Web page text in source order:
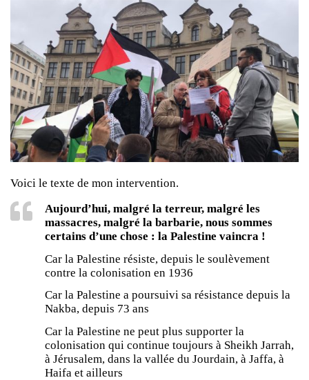
Voici le texte de mon intervention.
Aujourd’hui, malgré la terreur, malgré les
massacres, malgré la barbarie, nous sommes
certains d’une chose : la Palestine vaincra !
Car la Palestine résiste, depuis le soulèvement
contre la colonisation en 1936
Car la Palestine a poursuivi sa résistance depuis la
Nakba, depuis 73 ans
Car la Palestine ne peut plus supporter la
colonisation qui continue toujours à Sheikh Jarrah,
à Jérusalem, dans la vallée du Jourdain, à Jaffa, à
Haifa et ailleurs